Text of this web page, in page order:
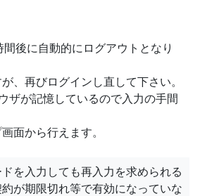
後に自動的にログアウトとなり
、再びログインし直して下さい。
ザが記憶しているので入力の手間
面から行えます。
を入力しても再入力を求められる
が期限切れ等で有効になっていな